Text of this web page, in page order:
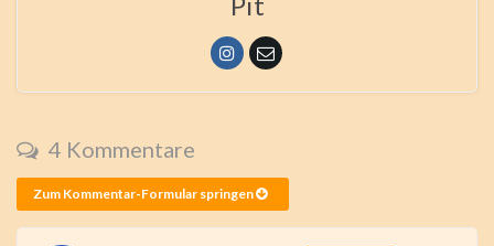
4 Kommentare
Zum Kommentar-Formular springen